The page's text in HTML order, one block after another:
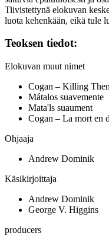
Tiivistettynä elokuvan
luota kehenkään, eikä tule
Teoksen tiedot:
Elokuvan muut nimet
Cogan – Killing
Mátalos suavemente
Mata'ls suaument
Cogan – La mort en
Ohjaaja
Andrew Dominik
Käsikirjoittaja
Andrew Dominik
George V. Higgins
producers